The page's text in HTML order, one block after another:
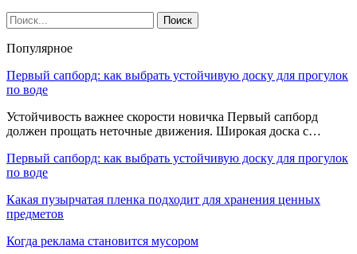
Популярное
Первый сапборд: как выбрать устойчивую доску для прогулок
по воде
Устойчивость важнее скорости новичка Первый сапборд
должен прощать неточные движения. Широкая доска с…
Первый сапборд: как выбрать устойчивую доску для прогулок
по воде
Какая пузырчатая пленка подходит для хранения ценных
предметов
Когда реклама становится мусором